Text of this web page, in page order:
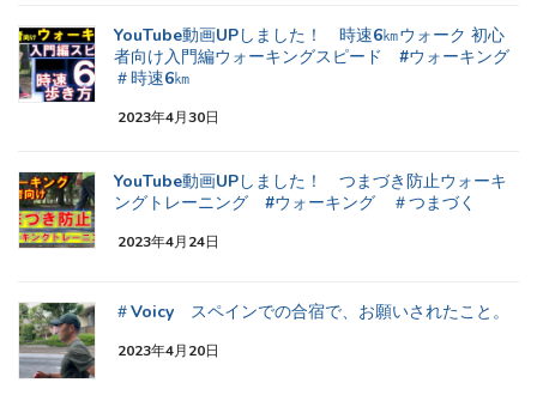
YouTube動画UPしました！ 時速6㎞ウォーク 初心
者向け入門編ウォーキングスピード #ウォーキング
＃時速6㎞
2023年4月30日
YouTube動画UPしました！ つまづき防止ウォーキ
ングトレーニング #ウォーキング ＃つまづく
2023年4月24日
＃Voicy スペインでの合宿で、お願いされたこと。
2023年4月20日